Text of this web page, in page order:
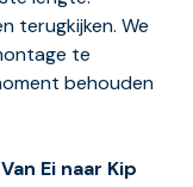
terugkijken. We
te
behouden
Ei naar Kip